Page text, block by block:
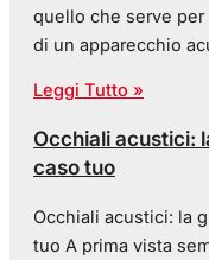
quello che serve per
di un apparecchio
Leggi Tutto »
Occhiali acustici:
caso tuo
Occhiali acustici: la
tuo A prima vista